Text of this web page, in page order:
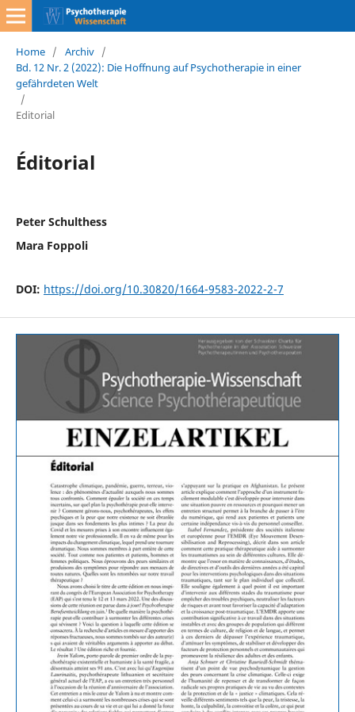
Home / Archiv /
Bd. 12 Nr. 2 (2022): Die Hoffnung auf Psychotherapie in einer
gefährdeten Welt
/
Editorial
Éditorial
Peter Schulthess
Mara Foppoli
DOI: https://doi.org/10.30820/1664-9583-2022-2-7